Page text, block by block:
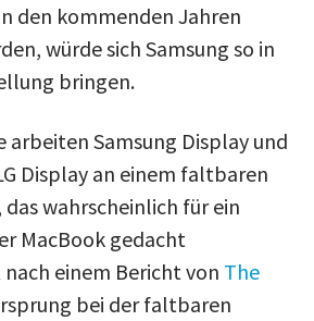
den kommenden Jahren
würde sich Samsung so in
bringen.
arbeiten Samsung Display und
Display an einem faltbaren
wahrscheinlich für ein
MacBook gedacht
einem Bericht von The
bei der faltbaren